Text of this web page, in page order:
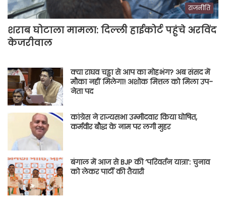
राजनीति
शराब घोटाला मामला: दिल्ली हाईकोर्ट पहुंचे अरविंद
केजरीवाल
क्या राघव चड्ढा से आप का मोहभंग? अब संसद में
मौका नहीं मिलेगा! अशोक मित्तल को मिला उप-
नेता पद
कांग्रेस ने राज्यसभा उम्मीदवार किया घोषित,
कर्मवीर बौद्ध के नाम पर लगी मुहर
बंगाल में आज से BJP की ‘परिवर्तन यात्रा’: चुनाव
को लेकर पार्टी की तैयारी